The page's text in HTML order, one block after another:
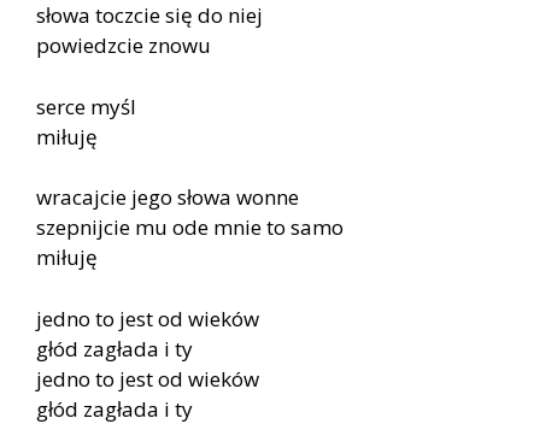
słowa toczcie się do niej
powiedzcie znowu
serce myśl
miłuję
wracajcie jego słowa wonne
szepnijcie mu ode mnie to samo
miłuję
jedno to jest od wieków
głód zagłada i ty
jedno to jest od wieków
głód zagłada i ty